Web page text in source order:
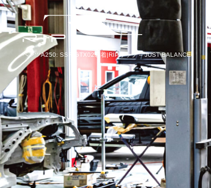
ベンツA250: SSR GTX02装着|RIPリップ – JUST BALANCE